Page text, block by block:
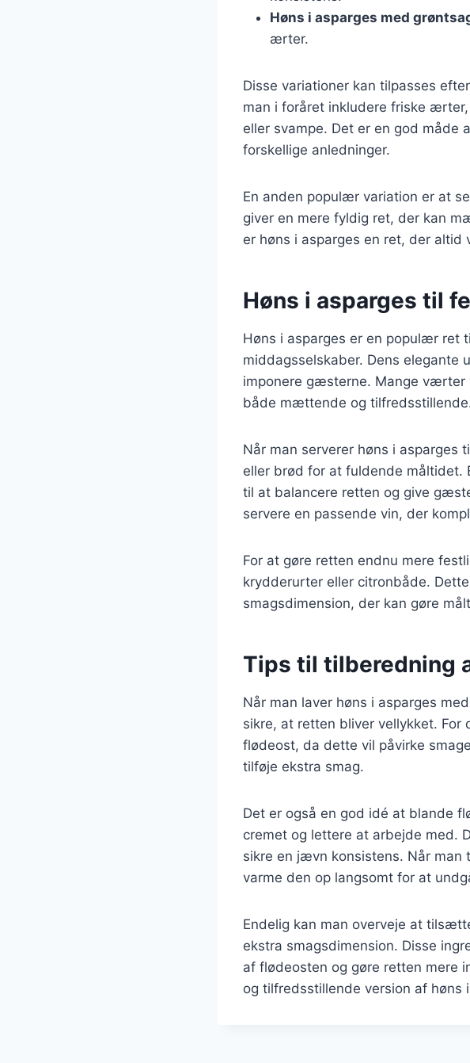
Høns i asparges med
ærter.
Disse variationer kan tilpasses
man i foråret inkludere friske
eller svampe. Det er en god måde
forskellige anledninger.
En anden populær variation er at
giver en mere fyldig ret, der kan
er høns i asparges en ret, der altid
Høns i asparges til
Høns i asparges er en populær ret
middagsselskaber. Dens
imponere gæsterne. Mange
både mættende og
Når man serverer høns i asparges
eller brød for at fuldende
til at balancere retten og give
servere en passende vin, der
For at gøre retten endnu mere
krydderurter eller citronbåde.
smagsdimension, der kan gøre
Tips til tilberedning
Når man laver høns i asparges
sikre, at retten bliver vellykket.
flødeost, da dette vil påvirke
tilføje ekstra smag.
Det er også en god idé at blande
cremet og lettere at arbejde med.
sikre en jævn konsistens. Når
varme den op langsomt for at
Endelig kan man overveje at
ekstra smagsdimension. Disse
af flødeosten og gøre retten mere
og tilfredsstillende version af